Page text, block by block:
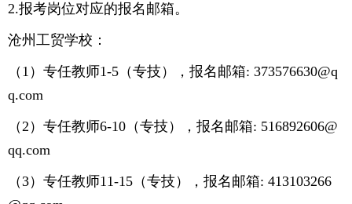
2.报考岗位对应的报名邮箱。
沧州工贸学校：
（1）专任教师1-5（专技），报名邮箱: 373576630@q
q.com
（2）专任教师6-10（专技），报名邮箱: 516892606@
qq.com
（3）专任教师11-15（专技），报名邮箱: 413103266